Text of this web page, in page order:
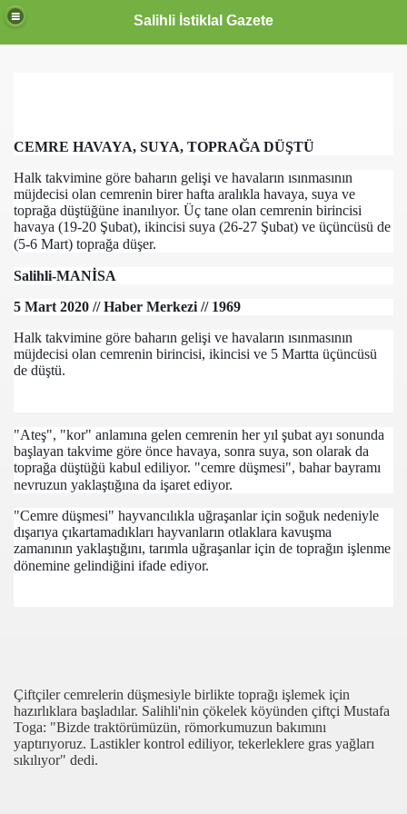
Salihli İstiklal Gazete
CEMRE HAVAYA, SUYA, TOPRAĞA DÜŞTÜ
Halk takvimine göre baharın gelişi ve havaların ısınmasının
müjdecisi olan cemrenin birer hafta aralıkla havaya, suya ve
toprağa düştüğüne inanılıyor. Üç tane olan cemrenin birincisi
havaya (19-20 Şubat), ikincisi suya (26-27 Şubat) ve üçüncüsü de
(5-6 Mart) toprağa düşer.
Salihli-MANİSA
5 Mart 2020 // Haber Merkezi // 1969
Halk takvimine göre baharın gelişi ve havaların ısınmasının
müjdecisi olan cemrenin birincisi, ikincisi ve 5 Martta üçüncüsü
de düştü.
"Ateş", "kor" anlamına gelen cemrenin her yıl şubat ayı sonunda
başlayan takvime göre önce havaya, sonra suya, son olarak da
toprağa düştüğü kabul ediliyor. "cemre düşmesi", bahar bayramı
nevruzun yaklaştığına da işaret ediyor.
"Cemre düşmesi" hayvancılıkla uğraşanlar için soğuk nedeniyle
dışarıya çıkartamadıkları hayvanların otlaklara kavuşma
zamanının yaklaştığını, tarımla uğraşanlar için de toprağın işlenme
dönemine gelindiğini ifade ediyor.
Çiftçiler cemrelerin düşmesiyle birlikte toprağı işlemek için
hazırlıklara başladılar. Salihli'nin çökelek köyünden çiftçi Mustafa
Toga: "Bizde traktörümüzün, römorkumuzun bakımını
yaptırıyoruz. Lastikler kontrol ediliyor, tekerleklere gras yağları
sıkılıyor" dedi.
... 2304-2494